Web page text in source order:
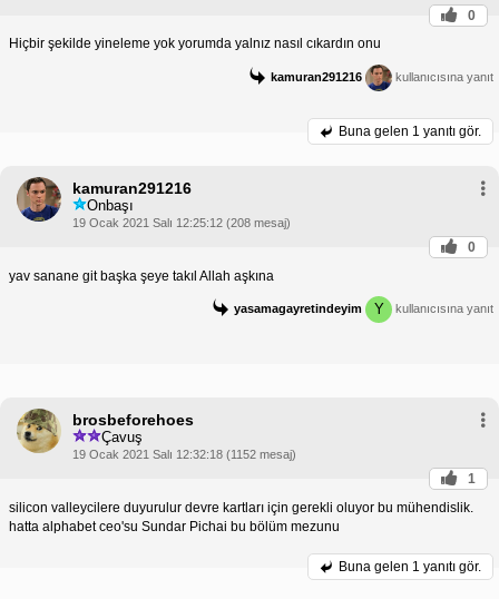
0
Hiçbir şekilde yineleme yok yorumda yalnız nasıl cıkardın onu
kamuran291216 kullanıcısına yanıt
Buna gelen 1 yanıtı gör.
kamuran291216
Onbaşı
19 Ocak 2021 Salı 12:25:12 (208 mesaj)
0
yav sanane git başka şeye takıl Allah aşkına
yasamagayretindeyim Y kullanıcısına yanıt
brosbeforehoes
Çavuş
19 Ocak 2021 Salı 12:32:18 (1152 mesaj)
1
silicon valleycilere duyurulur devre kartları için gerekli oluyor bu mühendislik.
hatta alphabet ceo'su Sundar Pichai bu bölüm mezunu
Buna gelen 1 yanıtı gör.